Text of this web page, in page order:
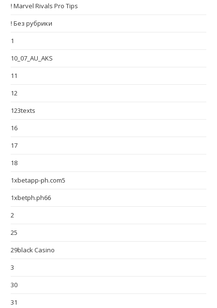
! Marvel Rivals Pro Tips
! Без рубрики
1
10_07_AU_AKS
11
12
123texts
16
17
18
1xbetapp-ph.com5
1xbetph.ph66
2
25
29black Casino
3
30
31